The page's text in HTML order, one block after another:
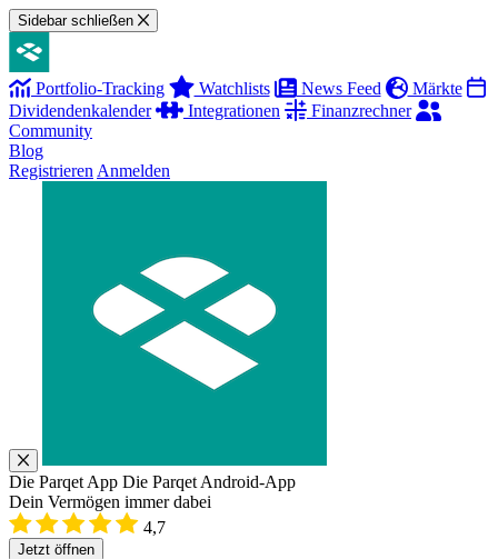
Sidebar schließen
Portfolio-Tracking Watchlists News Feed
Märkte
Dividendenkalender
Integrationen
Finanzrechner
Community
Blog
Registrieren Anmelden
Die Parqet App Die Parqet Android-App
Dein Vermögen immer dabei
4,7
Jetzt öffnen